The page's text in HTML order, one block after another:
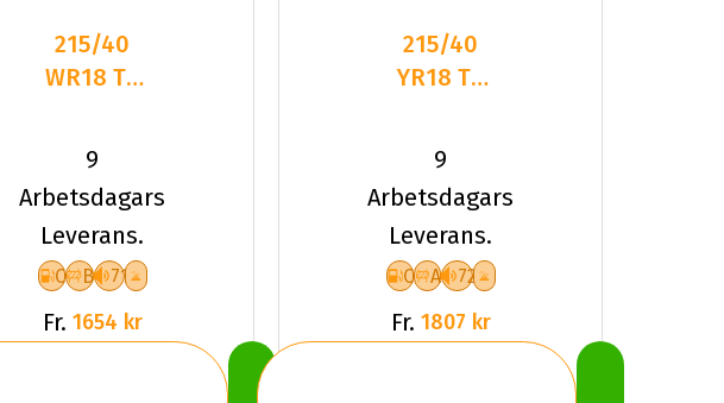
215/40
WR18 TL
ALL SEAS
CONT 2
XL FR
9
Arbetsdagars
Leverans.
C B 71
Fr. 1654 kr
215/40
YR18 TL
CROSSCL
3 SPORT
XL
9
Arbetsdagars
Leverans.
C A 72
Fr. 1807 kr